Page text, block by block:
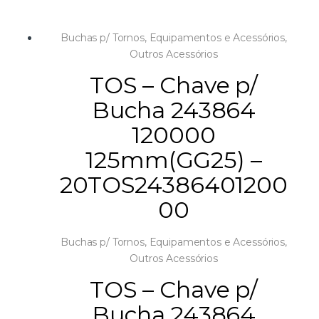
Buchas p/ Tornos, Equipamentos e Acessórios,
Outros Acessórios
TOS – Chave p/
Bucha 243864
120000
125mm(GG25) –
20TOS24386401200
00
Buchas p/ Tornos, Equipamentos e Acessórios,
Outros Acessórios
TOS – Chave p/